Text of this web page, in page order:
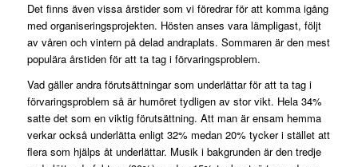
Det finns även vissa årstider som vi föredrar för att komma igång
med organiseringsprojekten. Hösten anses vara lämpligast, följt
av våren och vintern på delad andraplats. Sommaren är den mest
populära årstiden för att ta tag i förvaringsproblem.
Vad gäller andra förutsättningar som underlättar för att ta tag i
förvaringsproblem så är humöret tydligen av stor vikt. Hela 34%
satte det som en viktig förutsättning. Att man är ensam hemma
verkar också underlätta enligt 32% medan 20% tycker i stället att
flera som hjälps åt underlättar. Musik i bakgrunden är den tredje